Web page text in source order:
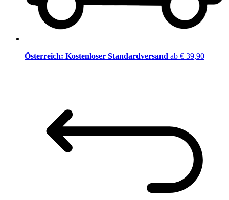
Österreich: Kostenloser Standardversand ab € 39,90